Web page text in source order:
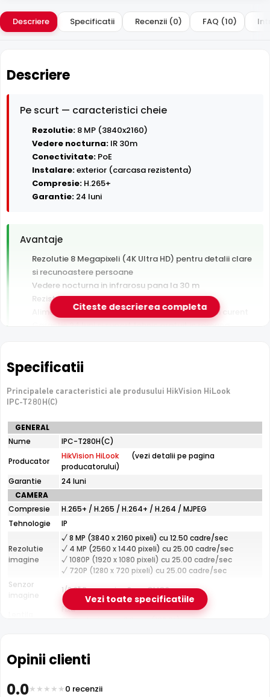
Descriere Specificatii Recenzii (0) FAQ (10)
Descriere
Pe scurt — caracteristici cheie
Rezolutie: 8 MP (3840x2160)
Vedere nocturna: IR 30m
Conectivitate: PoE
Instalare:exterior (carcasa rezistenta)
Compresie: H.265+
Garantie: 24 luni
Avantaje
Rezolutie 8 Megapixeli (4K Ultra HD) pentru detalii clare
si recunoastere persoane
Vedere nocturna in infrarosu pana la 30 m
Rezistenta la exterior — ploaie, praf si inghet
Alimentare PoE — un singur cablu pentru date si curent
Garantie 24 luni si suport tehnic gratuit in romana
Nu are slot de card — inregistrarea necesita un NVR sau
server
Fara microfon/difuzor — nu inregistreaza audio
e-Camere.ro recomanda acest produs pentru:
curtea si exteriorul casei; instalari profesionale cu
cablare UTP structurata.
Infrarosu 30m
HikVision HiLook IPC-T280H(C) dispune de iluminare
infrarosu cu raza de actiune de pana la30 metri
Citeste descrierea completa
Specificatii
Principalele caracteristici ale produsului HikVision HiLook
IPC-T280H(C)
Specificatii
tehnice
HikVision
HiLook
T280H(C)
GENERAL
Nume
IPC-T280H(C)
Producator
HikVision HiLook
(vezi detalii pe pagina
producatorului)
Garantie
24 luni
CAMERA
Compresie
H.265+ / H.265 / H.264+ / H.264 / MJPEG
Tehnologie
IP
Rezolutie
imagine
√ 8 MP (3840 x 2160 pixeli) cu 12.50 cadre/sec
√ 4 MP (2560 x 1440 pixeli) cu 25.00 cadre/sec
√ 1080P (1920 x 1080 pixeli) cu 25.00 cadre/sec
√ 720P (1280 x 720 pixeli) cu 25.00 cadre/sec
Senzor
imagine
1/2.8" Progressive Scan CMOS
Fixa
CARCASA
Protectie
Exterior
Vezi toate specificatiile
Opinii clienti
0.0 0 recenzii